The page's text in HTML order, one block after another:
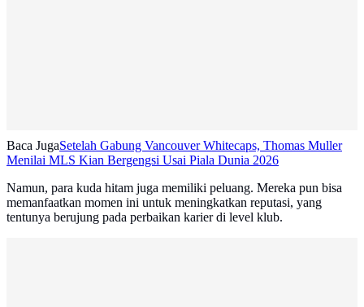
Baca JugaSetelah Gabung Vancouver Whitecaps, Thomas Muller
Menilai MLS Kian Bergengsi Usai Piala Dunia 2026
Namun, para kuda hitam juga memiliki peluang. Mereka pun bisa
memanfaatkan momen ini untuk meningkatkan reputasi, yang
tentunya berujung pada perbaikan karier di level klub.